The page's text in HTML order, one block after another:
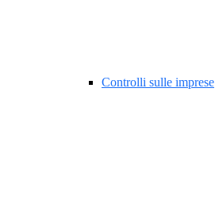
Controlli sulle imprese